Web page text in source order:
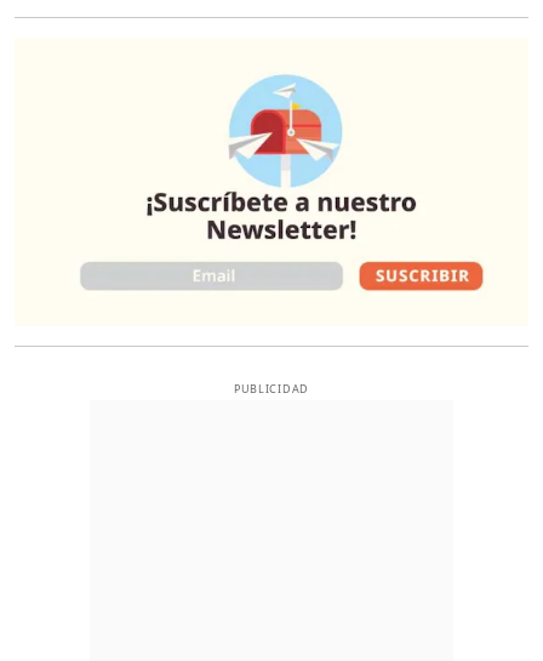
PUBLICIDAD